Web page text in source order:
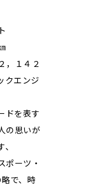
，１４２
クエンジ
ドを表す
の思いが
ポーツ・
で、時